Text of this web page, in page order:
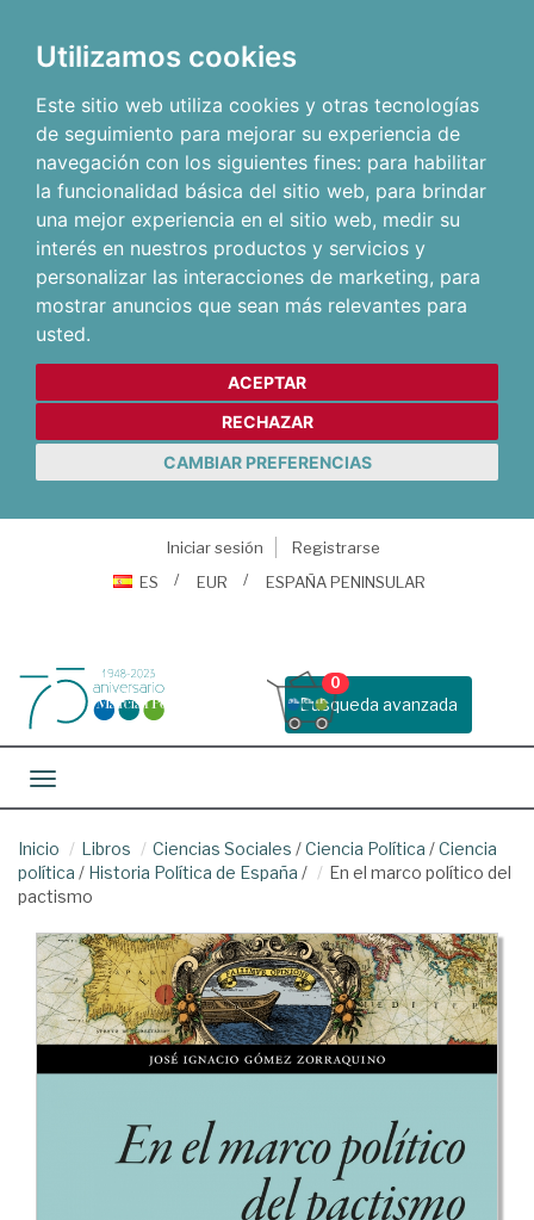
Utilizamos cookies
Este sitio web utiliza cookies y otras tecnologías
de seguimiento para mejorar su experiencia de
navegación con los siguientes fines: para habilitar
la funcionalidad básica del sitio web, para brindar
una mejor experiencia en el sitio web, medir su
interés en nuestros productos y servicios y
personalizar las interacciones de marketing, para
mostrar anuncios que sean más relevantes para
usted.
ACEPTAR
RECHAZAR
CAMBIAR PREFERENCIAS
Iniciar sesión
Registrarse
ES
EUR ESPAÑA PENINSULAR
Busqueda avanzada
0
Toggle navigation
Inicio Libros Ciencias Sociales /Ciencia Política /Ciencia
política / Historia Política de España /
En el marco político del
pactismo